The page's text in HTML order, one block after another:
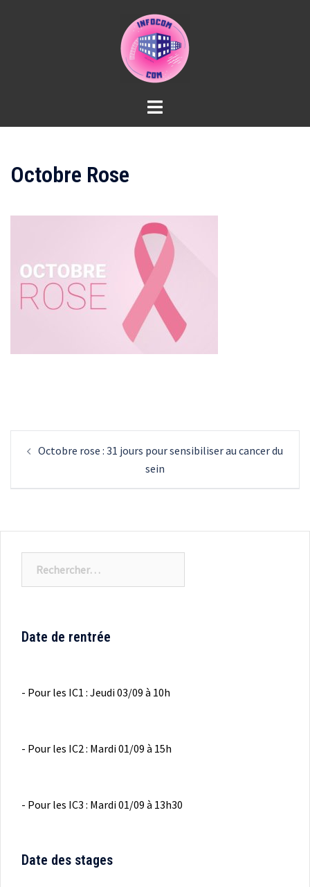
Octobre Rose
d’article
Octobre rose : 31 jours pour sensibiliser au cancer du
sein
Date de rentrée
- Pour les IC1 : Jeudi 03/09 à 10h
- Pour les IC2 : Mardi 01/09 à 15h
- Pour les IC3 : Mardi 01/09 à 13h30
Date des stages